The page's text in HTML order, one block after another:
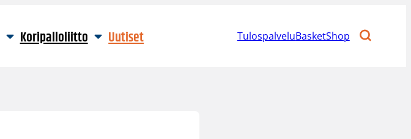
Koripalloliitto Uutiset TulospalveluBasketShop